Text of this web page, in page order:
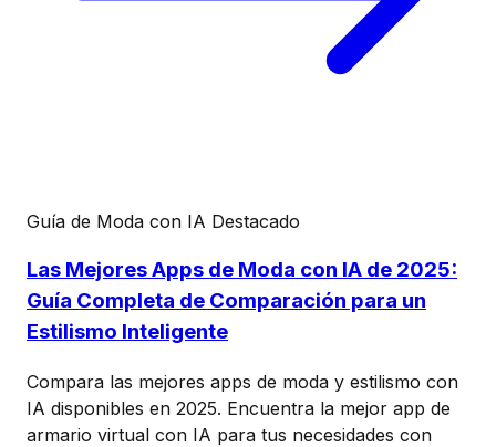
Guía de Moda con IA Destacado
Las Mejores Apps de Moda con IA de 2025:
Guía Completa de Comparación para un
Estilismo Inteligente
Compara las mejores apps de moda y estilismo con
IA disponibles en 2025. Encuentra la mejor app de
armario virtual con IA para tus necesidades con